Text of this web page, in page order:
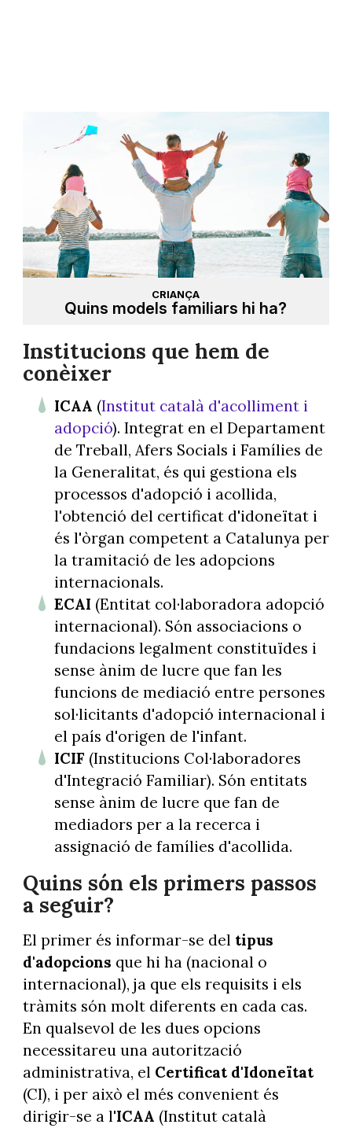
CRIANÇA
Quins models familiars hi ha?
Institucions que hem de
conèixer
ICAA (Institut català d'acolliment i
adopció). Integrat en el Departament
de Treball, Afers Socials i Famílies de
la Generalitat, és qui gestiona els
processos d'adopció i acollida,
l'obtenció del certificat d'idoneïtat i
és l'òrgan competent a Catalunya per
la tramitació de les adopcions
internacionals.
ECAI (Entitat col·laboradora adopció
internacional). Són associacions o
fundacions legalment constituïdes i
sense ànim de lucre que fan les
funcions de mediació entre persones
sol·licitants d'adopció internacional i
el país d'origen de l'infant.
ICIF (Institucions Col·laboradores
d'Integració Familiar). Són entitats
sense ànim de lucre que fan de
mediadors per a la recerca i
assignació de famílies d'acollida.
Quins són els primers passos
a seguir?
El primer és informar-se del tipus
d'adopcions que hi ha (nacional o
internacional), ja que els requisits i els
tràmits són molt diferents en cada cas.
En qualsevol de les dues opcions
necessitareu una autorització
administrativa, el Certificat d'Idoneïtat
(CI), i per això el més convenient és
dirigir-se a l'ICAA (Institut català